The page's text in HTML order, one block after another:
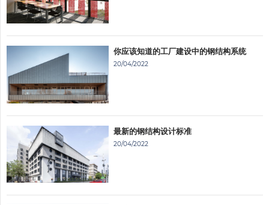
你应该知道的工厂建设中的钢结构系统
20/04/2022
最新的钢结构设计标准
20/04/2022